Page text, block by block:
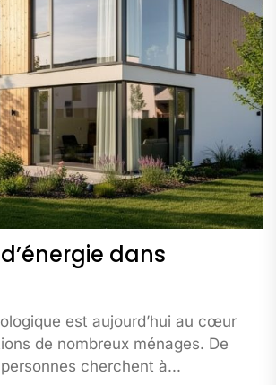
dans
est aujourd’hui au cœur
de nombreux ménages. De
cherchent à...